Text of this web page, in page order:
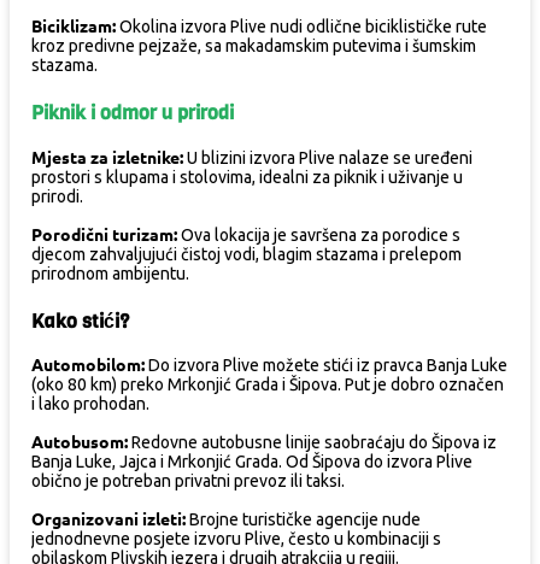
Biciklizam:Okolina izvora Plive nudi odlične biciklističke rute
kroz predivne pejzaže, sa makadamskim putevima i šumskim
stazama.
Piknik i odmor u prirodi
Mjesta za izletnike:U blizini izvora Plive nalaze se uređeni
prostori s klupama i stolovima, idealni za piknik i uživanje u
prirodi.
Porodični turizam:Ova lokacija je savršena za porodice s
djecom zahvaljujući čistoj vodi, blagim stazama i prelepom
prirodnom ambijentu.
Kako stići?
Automobilom:Do izvora Plive možete stići iz pravca Banja Luke
(oko 80 km) preko Mrkonjić Grada i Šipova. Put je dobro označen
i lako prohodan.
Autobusom:Redovne autobusne linije saobraćaju do Šipova iz
Banja Luke, Jajca i Mrkonjić Grada. Od Šipova do izvora Plive
obično je potreban privatni prevoz ili taksi.
Organizovani izleti:Brojne turističke agencije nude
jednodnevne posjete izvoru Plive, često u kombinaciji s
obilaskom Plivskih jezera i drugih atrakcija u regiji.